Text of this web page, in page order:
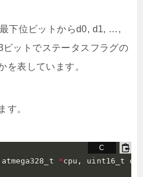
下位ビットからd0, d1, …,
ットでステータスフラグの
を表しています。
す。
atmega328_t *cpu , uint16_t op